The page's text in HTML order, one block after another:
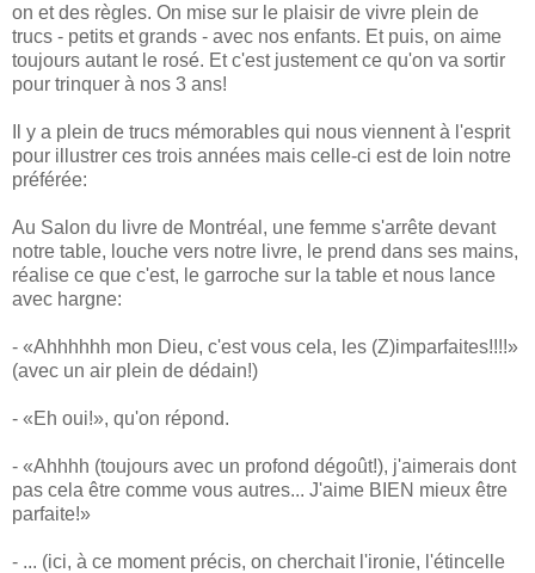
on et des règles. On mise sur le plaisir de vivre plein de
trucs - petits et grands - avec nos enfants. Et puis, on aime
toujours autant le rosé. Et c'est justement ce qu'on va sortir
pour trinquer à nos 3 ans!
Il y a plein de trucs mémorables qui nous viennent à l'esprit
pour illustrer ces trois années mais celle-ci est de loin notre
préférée:
Au Salon du livre de Montréal, une femme s'arrête devant
notre table, louche vers notre livre, le prend dans ses mains,
réalise ce que c'est, le garroche sur la table et nous lance
avec hargne:
- «Ahhhhhh mon Dieu, c'est vous cela, les (Z)imparfaites!!!!»
(avec un air plein de dédain!)
- «Eh oui!», qu'on répond.
- «Ahhhh (toujours avec un profond dégoût!), j'aimerais dont
pas cela être comme vous autres... J'aime BIEN mieux être
parfaite!»
- ... (ici, à ce moment précis, on cherchait l'ironie, l'étincelle